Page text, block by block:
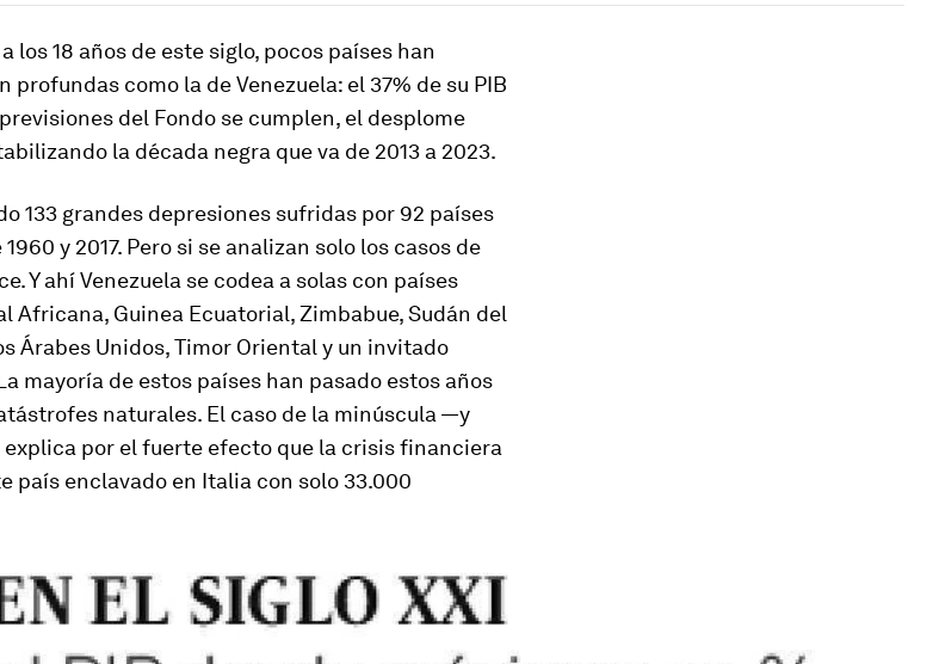
los 18 años de este siglo, pocos países han
como la de Venezuela: el 37% de su PIB
previsiones del Fondo se cumplen, el desplome
la década negra que va de 2013 a 2023.
133 grandes depresiones sufridas por 92 países
y 2017. Pero si se analizan solo los casos de
Y ahí Venezuela se codea a solas con países
Africana, Guinea Ecuatorial, Zimbabue, Sudán del
Árabes Unidos, Timor Oriental y un invitado
mayoría de estos países han pasado estos años
naturales. El caso de la minúscula —y
por el fuerte efecto que la crisis financiera
país enclavado en Italia con solo 33.000